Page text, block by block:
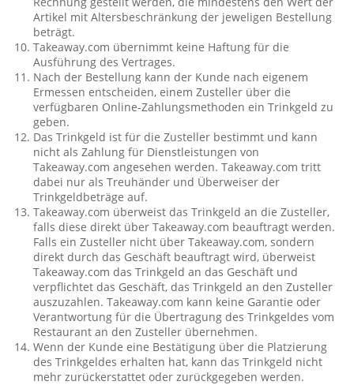
Artikel mit Altersbeschränkung der jeweligen Bestellung
beträgt.
Takeaway.com übernimmt keine Haftung für die
Ausführung des Vertrages.
Nach der Bestellung kann der Kunde nach eigenem
Ermessen entscheiden, einem Zusteller über die
verfügbaren Online-Zahlungsmethoden ein Trinkgeld zu
geben.
Das Trinkgeld ist für die Zusteller bestimmt und kann
nicht als Zahlung für Dienstleistungen von
Takeaway.com angesehen werden. Takeaway.com tritt
dabei nur als Treuhänder und Überweiser der
Trinkgeldbeträge auf.
Takeaway.com überweist das Trinkgeld an die Zusteller,
falls diese direkt über Takeaway.com beauftragt werden.
Falls ein Zusteller nicht über Takeaway.com, sondern
direkt durch das Geschäft beauftragt wird, überweist
Takeaway.com das Trinkgeld an das Geschäft und
verpflichtet das Geschäft, das Trinkgeld an den Zusteller
auszuzahlen. Takeaway.com kann keine Garantie oder
Verantwortung für die Übertragung des Trinkgeldes vom
Restaurant an den Zusteller übernehmen.
Wenn der Kunde eine Bestätigung über die Platzierung
des Trinkgeldes erhalten hat, kann das Trinkgeld nicht
mehr zurückerstattet oder zurückgegeben werden.